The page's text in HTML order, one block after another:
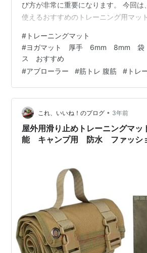
び方が非常に重要になります。 今回は
使えるおすすめのトレーニング用マッ
レーニング用マットの重要性 トレーニ
床との摩擦を減らすだけでなく、筋ト
し、関節や腰を守る役割を果たします
使う際にも、床に直接ローラーが接触
たり、痛みを感じたりすることがあり
# トレーニングマット
#ヨガマット 厚手 6mm 8mm
ス おすすめ
#アブローラー #筋トレ 腹筋 # トレ
これ、いいね！のプログ • 3年前
屋外用滑り止めトレーニングマ
能 キャンプ用 防水 ファッシ